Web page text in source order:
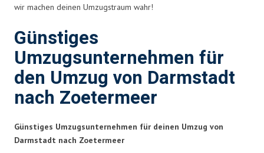
wir machen deinen Umzugstraum wahr!
Günstiges
Umzugsunternehmen für
den Umzug von Darmstadt
nach Zoetermeer
Günstiges Umzugsunternehmen für deinen Umzug von
Darmstadt nach Zoetermeer